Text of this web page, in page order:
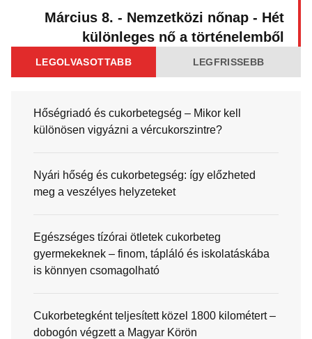
Március 8. - Nemzetközi nőnap - Hét
különleges nő a történelemből
LEGOLVASOTTABB LEGFRISSEBB
Hőségriadó és cukorbetegség – Mikor kell
különösen vigyázni a vércukorszintre?
Nyári hőség és cukorbetegség: így előzheted
meg a veszélyes helyzeteket
Egészséges tízórai ötletek cukorbeteg
gyermekeknek – finom, tápláló és iskolatáskába
is könnyen csomagolható
Cukorbetegként teljesített közel 1800 kilométert –
dobogón végzett a Magyar Körön